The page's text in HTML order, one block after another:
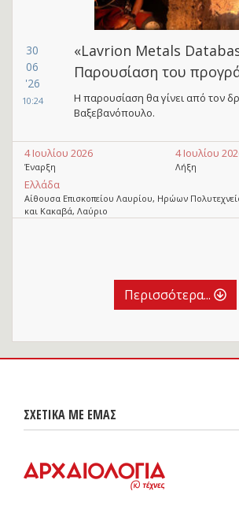
30
06
'26
10:24
«Lavrion Metals
Παρουσίαση του
Η παρουσίαση θα γίνει από τον
Βαξεβανόπουλο.
4 Ιουλίου 2026
Έναρξη
4 Ιουλίου
Λήξη
Ελλάδα
Αίθουσα Επισκοπείου Λαυρίου, Ηρώων
και Κακαβά, Λαύριο
Περισσότερα...
ΣΧΕΤΙΚΑ ΜΕ ΕΜΑΣ